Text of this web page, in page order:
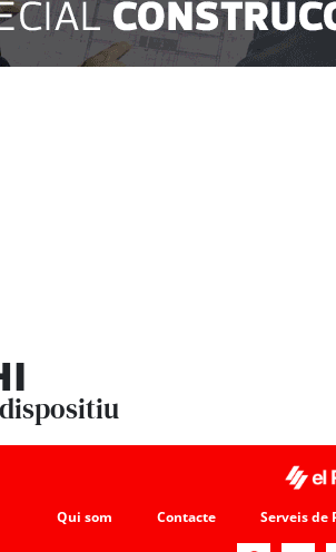
Qui som Contacte Serveis de